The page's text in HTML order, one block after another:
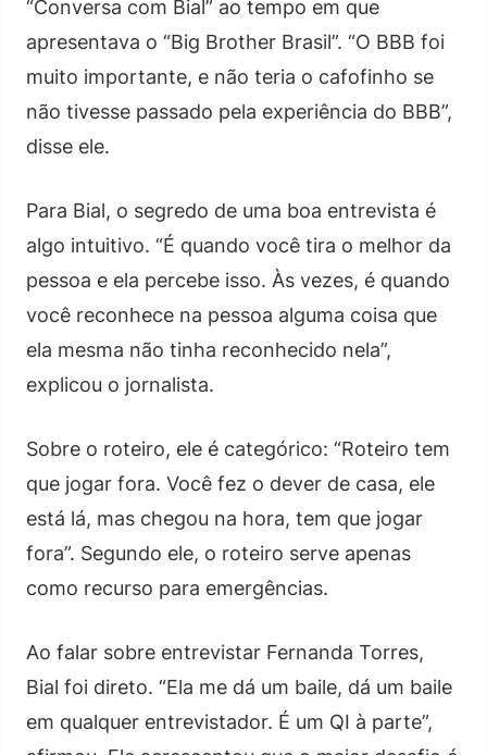
“Conversa com Bial” ao tempo em que
apresentava o “Big Brother Brasil”. “O BBB foi
muito importante, e não teria o cafofinho se
não tivesse passado pela experiência do BBB”,
disse ele.
Para Bial, o segredo de uma boa entrevista é
algo intuitivo. “É quando você tira o melhor da
pessoa e ela percebe isso. Às vezes, é quando
você reconhece na pessoa alguma coisa que
ela mesma não tinha reconhecido nela”,
explicou o jornalista.
Sobre o roteiro, ele é categórico: “Roteiro tem
que jogar fora. Você fez o dever de casa, ele
está lá, mas chegou na hora, tem que jogar
fora”. Segundo ele, o roteiro serve apenas
como recurso para emergências.
Ao falar sobre entrevistar Fernanda Torres,
Bial foi direto. “Ela me dá um baile, dá um baile
em qualquer entrevistador. É um QI à parte”,